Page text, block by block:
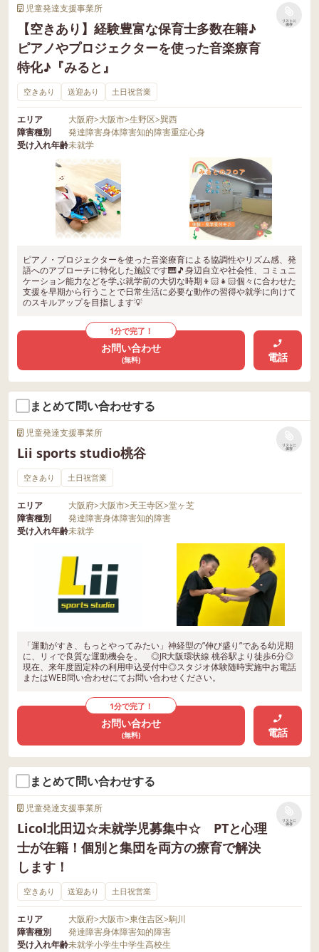
児童発達支援事業所
【空きあり】経験豊富な保育士多数在籍♪
ピアノやプロジェクターを使った音楽療育
特化♪『みると』
リストに
保存
空きあり 送迎あり 土日祝営業
エリア 大阪府>大阪市>生野区>巽西
障害種別
発達障害身体障害知的障害重症心身
受け入れ年齢未就学
ピアノ・プロジェクターを使った音楽療育による協調性やリズム感、発
語へのアプローチに特化した施設です🎹🎵身辺自立や社会性、コミュニ
ケーション能力などを学ぶ就学前の大切な時期👦🏻👧🏻個々に合わせた
支援を早期から行うことで日常生活に必要な動作の習得や就学に向けて
のスキルアップを目指します💡
1分で完了！
お問い合わせ
(無料) 電話
まとめて問い合わせする
児童発達支援事業所
Lii sports studio桃谷
リストに
保存
空きあり 土日祝営業
エリア 大阪府>大阪市>天王寺区>堂ヶ芝
障害種別
発達障害身体障害知的障害
受け入れ年齢未就学
「運動がすき、もっとやってみたい」神経型の”伸び盛り”である幼児期
に、リィで良質な運動機会を。 ◎JR大阪環状線 桃谷駅より徒歩6分◎
現在、来年度固定枠の利用申込受付中◎スタジオ体験随時実施中お電話
またはWEB問い合わせにてお問い合わせください。
1分で完了！
お問い合わせ
(無料) 電話
まとめて問い合わせする
児童発達支援事業所
Licol北田辺☆未就学児募集中☆ PTと心理
士が在籍！個別と集団を両方の療育で解決
します！
リストに
保存
空きあり 送迎あり 土日祝営業
エリア 大阪府>大阪市>東住吉区>駒川
障害種別
発達障害身体障害知的障害
受け入れ年齢未就学小学生中学生高校生